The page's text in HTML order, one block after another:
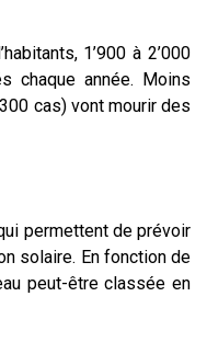
1’900 à 2’000
chaque année. Moins
cas) vont mourir des
permettent de prévoir
solaire. En fonction de
peut-être classée en